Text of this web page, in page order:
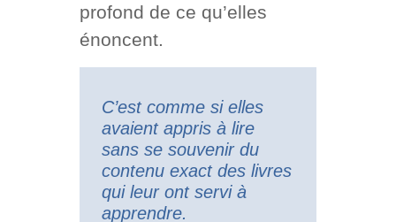
profond de ce qu’elles
énoncent.
C’est comme si elles
avaient appris à lire
sans se souvenir du
contenu exact des livres
qui leur ont servi à
apprendre.